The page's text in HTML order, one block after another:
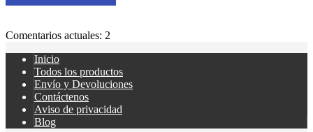
Comentarios actuales: 2
Inicio
Todos los productos
Envío y Devoluciones
Contáctenos
Aviso de privacidad
Blog